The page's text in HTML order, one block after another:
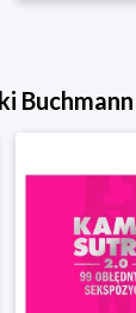
Buchmann